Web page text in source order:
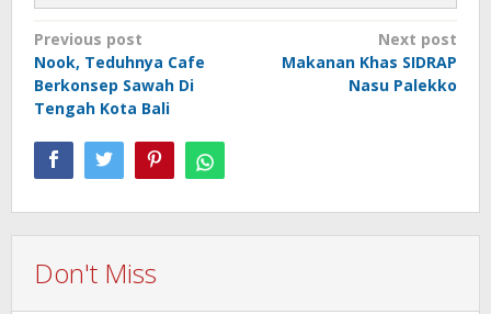
Post
navigation
Previous post
Nook, Teduhnya Cafe
Berkonsep Sawah Di
Tengah Kota Bali
Next post
Makanan Khas SIDRAP
Nasu Palekko
Don't Miss